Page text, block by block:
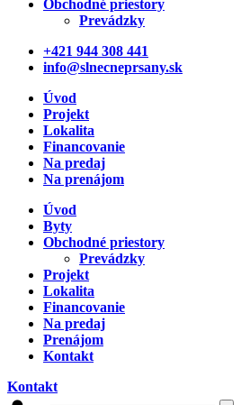
Obchodné priestory
Prevádzky
+421 944 308 441
info@slnecneprsany.sk
Úvod
Projekt
Lokalita
Financovanie
Na predaj
Na prenájom
Úvod
Byty
Obchodné priestory
Prevádzky
Projekt
Lokalita
Financovanie
Na predaj
Prenájom
Kontakt
Kontakt